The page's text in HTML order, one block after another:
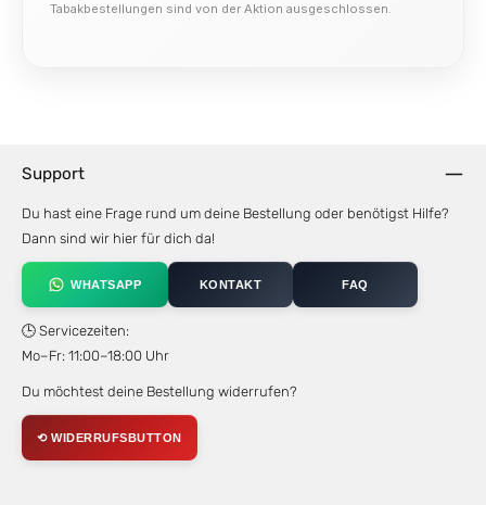
Tabakbestellungen sind von der Aktion ausgeschlossen.
Support
Du hast eine Frage rund um deine Bestellung oder benötigst Hilfe?
Dann sind wir hier für dich da!
WHATSAPP KONTAKT FAQ
🕒 Servicezeiten:
Mo–Fr: 11:00–18:00 Uhr
Du möchtest deine Bestellung widerrufen?
⟲ WIDERRUFSBUTTON